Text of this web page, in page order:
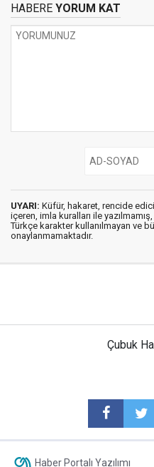
HABERE YORUM KAT
UYARI: Küfür, hakaret, rencide
içeren, imla kuralları ile yazılmamış,
Türkçe karakter kullanılmayan ve
onaylanmamaktadır.
Çubuk
Haber Portalı Yazılımı